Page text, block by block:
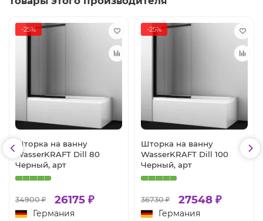
-25%
Шторка на ванну
WasserKRAFT Dill 80
Черный, арт
34900 ₽ 26175 ₽
Германия
-25%
Шторка на ванну
WasserKRAFT Dill 100
Черный, арт
36730 ₽ 27548 ₽
Германия